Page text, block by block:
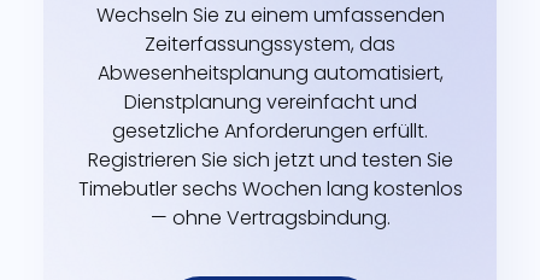
Wechseln Sie zu einem umfassenden
Zeiterfassungssystem, das
Abwesenheitsplanung automatisiert,
Dienstplanung vereinfacht und
gesetzliche Anforderungen erfüllt.
Registrieren Sie sich jetzt und testen Sie
Timebutler sechs Wochen lang kostenlos
— ohne Vertragsbindung.